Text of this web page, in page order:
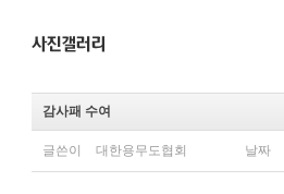
감사패 수여
글쓴이 대한용무도협회 날짜